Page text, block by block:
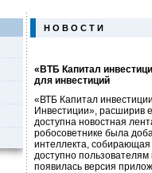
Н О В О С Т И
«ВТБ Капитал
для инвестиций
«ВТБ Капитал
Инвестиции», расширив
доступна новостная
робосоветнике была
интеллекта,
доступно
появилась версия